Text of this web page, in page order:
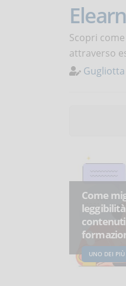
Scopri
attraverso
Gugliotta
Come
UNO DEI PIÙ